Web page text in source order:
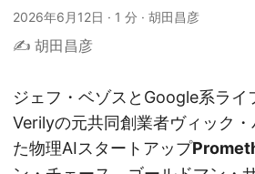
2026年6月12日 · 1 分 · 胡田昌彦
✍️ 胡田昌彦
ジェフ・ベゾスとGoogle系ライ
Verilyの元共同創業者ヴィック
た物理AIスタートアップ